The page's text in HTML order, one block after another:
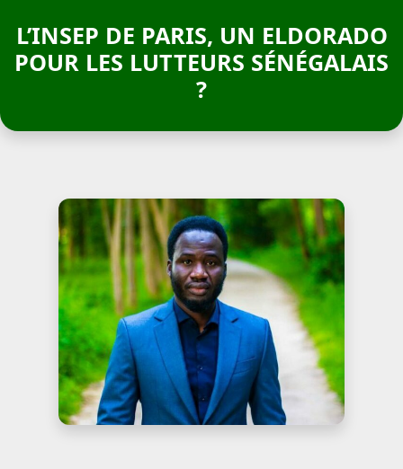
L’INSEP DE PARIS, UN ELDORADO
POUR LES LUTTEURS SÉNÉGALAIS
?